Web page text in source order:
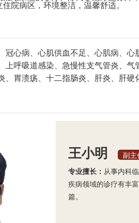
院病区，环境整洁，温馨舒适。
冠心病、心肌供血不足、心肌病、
上呼吸道感染、急慢性支气管炎、气
、胃溃疡、十二指肠炎、肝炎、肝
王小明
副主
专业擅长： 从事内科
疾病领域的诊疗有丰
篇。